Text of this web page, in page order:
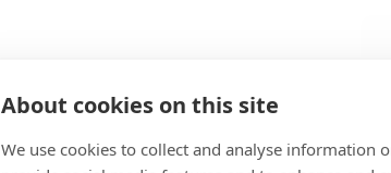
About cookies on this site
We use cookies to collect and analyse information